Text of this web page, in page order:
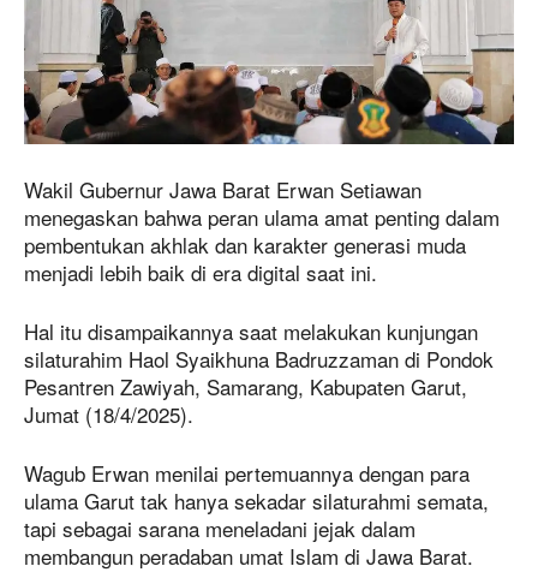
Wakil Gubernur Jawa Barat Erwan Setiawan
menegaskan bahwa peran ulama amat penting dalam
pembentukan akhlak dan karakter generasi muda
menjadi lebih baik di era digital saat ini.
Hal itu disampaikannya saat melakukan kunjungan
silaturahim Haol Syaikhuna Badruzzaman di Pondok
Pesantren Zawiyah, Samarang, Kabupaten Garut,
Jumat (18/4/2025).
Wagub Erwan menilai pertemuannya dengan para
ulama Garut tak hanya sekadar silaturahmi semata,
tapi sebagai sarana meneladani jejak dalam
membangun peradaban umat Islam di Jawa Barat.